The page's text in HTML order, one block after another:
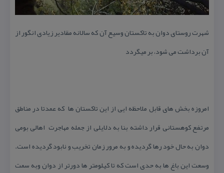
شهرت روستای دوان به تاكستان وسیع آن كه سالانه مقادیر زیادی انگور از
آن برداشت می شود، بر میگردد
امروزه بخش های قابل ملاحظه ایی از این تاكستان ها كه عمدتا در مناطق
مرتفع كوهستانی قرار داشته بنا به دلایلی از جمله مهاجرت اهالی بومی
دوان به حال خود رها گردیده و به مرور زمان تخریب و نابود گردیده است.
وسعت این باغ ها به حدی است كه تا كیلومتر ها دورتر از دوان وبه سمت